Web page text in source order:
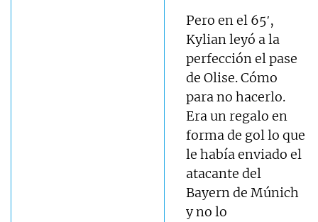
Pero en el 65′,
Kylian leyó a la
perfección el pase
de Olise. Cómo
para no hacerlo.
Era un regalo en
forma de gol lo que
le había enviado el
atacante del
Bayern de Múnich
y no lo